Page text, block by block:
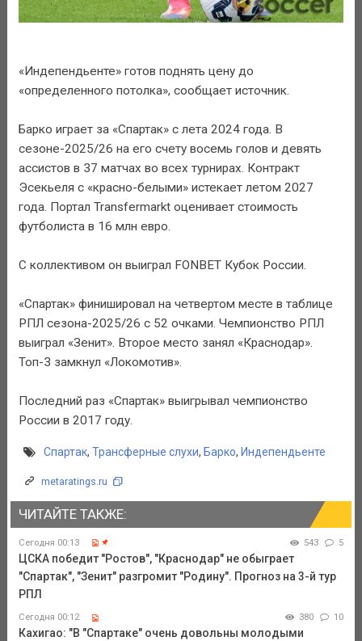
«Индепендьенте» готов поднять цену до
«определенного потолка», сообщает источник.
Барко играет за «Спартак» с лета 2024 года. В
сезоне-2025/26 на его счету восемь голов и девять
ассистов в 37 матчах во всех турнирах. Контракт
Эсекьеля с «красно-белыми» истекает летом 2027
года. Портал Transfermarkt оценивает стоимость
футболиста в 16 млн евро.
С коллективом он выиграл FONBET Кубок России.
«Спартак» финишировал на четвертом месте в таблице
РПЛ сезона-2025/26 с 52 очками. Чемпионство РПЛ
выиграл «Зенит». Второе место занял «Краснодар».
Топ-3 замкнул «Локомотив».
Последний раз «Спартак» выигрывал чемпионство
России в 2017 году.
Спартак, Трансферные слухи, Барко, Индепендьенте
metaratings.ru
ЧИТАЙТЕ ТАКЖЕ:
Сегодня 00:13 543 5
ЦСКА победит "Ростов", "Краснодар" не обыграет
"Спартак", "Зенит" разгромит "Родину". Прогноз на 3-й тур
РПЛ
Сегодня 00:12 380 10
Кахигао: "В "Спартаке" очень довольны молодыми